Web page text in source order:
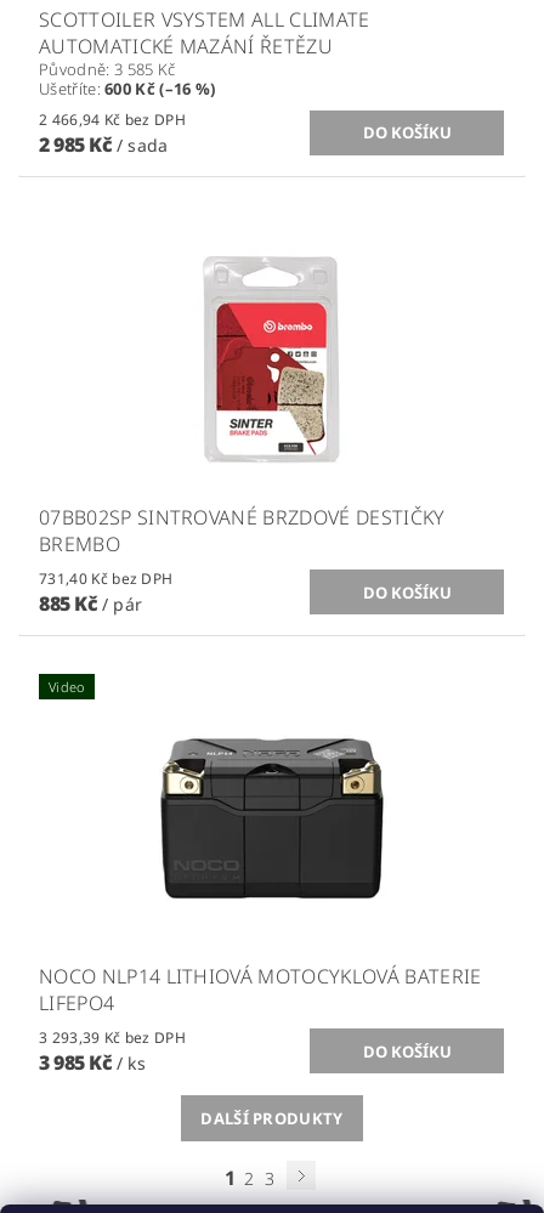
SCOTTOILER VSYSTEM ALL CLIMATE
AUTOMATICKÉ MAZÁNÍ ŘETĚZU
Původně: 3 585 Kč
Ušetříte:600 Kč (–16 %)
2 466,94 Kč bez DPH
2 985 Kč / sada
07BB02SP SINTROVANÉ BRZDOVÉ DESTIČKY
BREMBO
731,40 Kč bez DPH
885 Kč / pár
Video
NOCO NLP14 LITHIOVÁ MOTOCYKLOVÁ BATERIE
LIFEPO4
3 293,39 Kč bez DPH
3 985 Kč / ks
DALŠÍ PRODUKTY
1 2 3